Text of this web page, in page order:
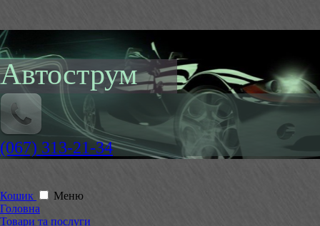
Автострум
(067) 313-21-34
Кошик
Меню
Головна
Товари та послуги